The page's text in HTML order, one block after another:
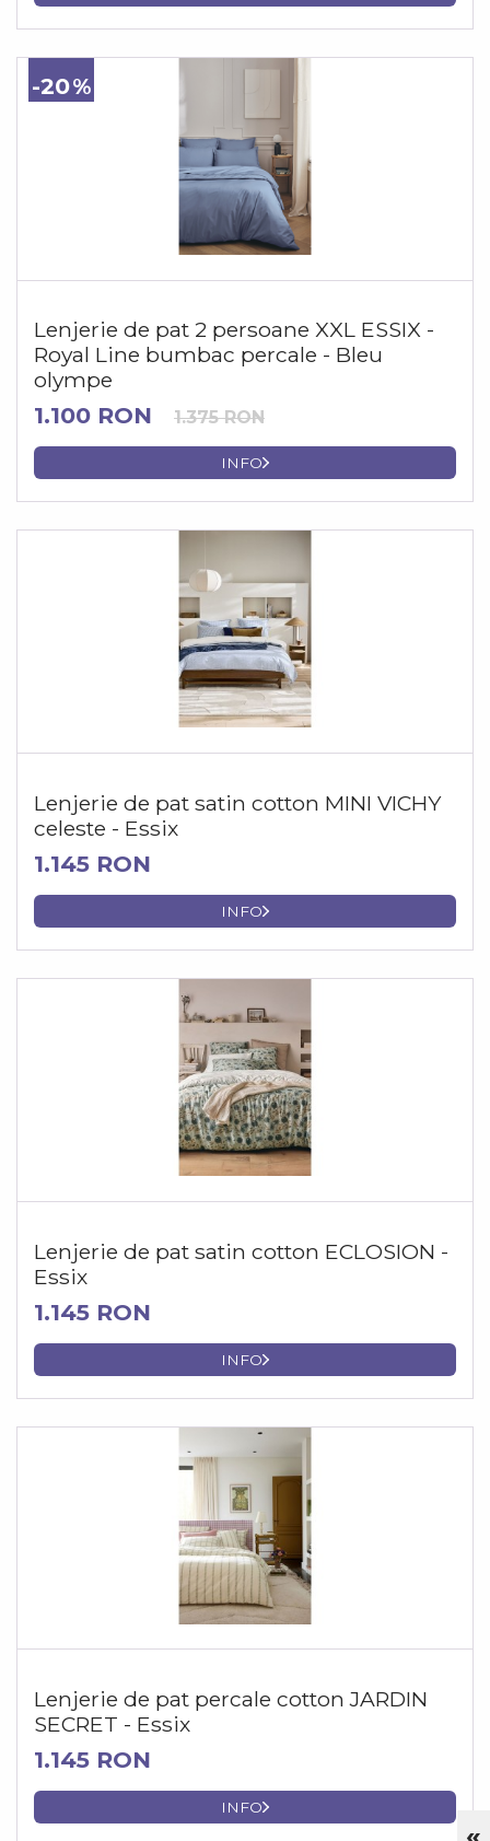
-20
Lenjerie de pat 2 persoane XXL ESSIX -
Royal Line bumbac percale - Bleu
olympe
1.100 RON 1.375 RON
INFO
Lenjerie de pat satin cotton MINI VICHY
celeste - Essix
1.145 RON
INFO
Lenjerie de pat satin cotton ECLOSION -
Essix
1.145 RON
INFO
Lenjerie de pat percale cotton JARDIN
SECRET - Essix
1.145 RON
INFO